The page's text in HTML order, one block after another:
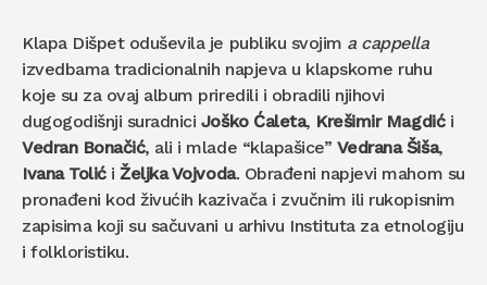
Klapa Dišpet oduševila je publiku svojim a cappella
izvedbama tradicionalnih napjeva u klapskome ruhu
koje su za ovaj album priredili i obradili njihovi
dugogodišnji suradnici Joško Ćaleta, Krešimir Magdić i
Vedran Bonačić, ali i mlade “klapašice” Vedrana Šiša,
Ivana Tolić iŽeljka Vojvoda. Obrađeni napjevi mahom su
pronađeni kod živućih kazivača i zvučnim ili rukopisnim
zapisima koji su sačuvani u arhivu Instituta za etnologiju
i folkloristiku.